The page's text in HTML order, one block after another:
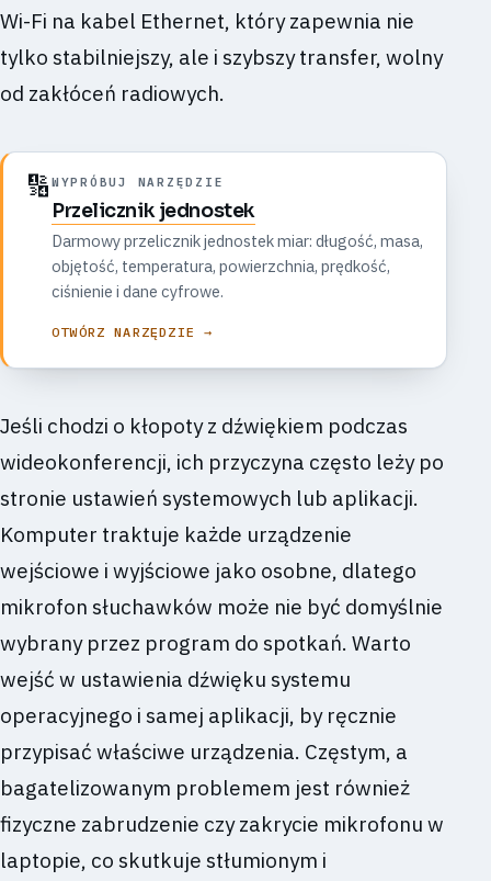
Wi-Fi na kabel Ethernet, który zapewnia nie
tylko stabilniejszy, ale i szybszy transfer, wolny
od zakłóceń radiowych.
🔢 WYPRÓBUJ NARZĘDZIE
Przelicznik jednostek
Darmowy przelicznik jednostek miar: długość, masa,
objętość, temperatura, powierzchnia, prędkość,
ciśnienie i dane cyfrowe.
OTWÓRZ NARZĘDZIE →
Jeśli chodzi o kłopoty z dźwiękiem podczas
wideokonferencji, ich przyczyna często leży po
stronie ustawień systemowych lub aplikacji.
Komputer traktuje każde urządzenie
wejściowe i wyjściowe jako osobne, dlatego
mikrofon słuchawków może nie być domyślnie
wybrany przez program do spotkań. Warto
wejść w ustawienia dźwięku systemu
operacyjnego i samej aplikacji, by ręcznie
przypisać właściwe urządzenia. Częstym, a
bagatelizowanym problemem jest również
fizyczne zabrudzenie czy zakrycie mikrofonu w
laptopie, co skutkuje stłumionym i